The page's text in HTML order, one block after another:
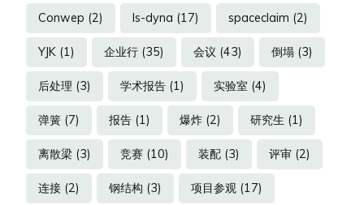
Conwep (2) ls-dyna (17) spaceclaim (2)
YJK (1) 企业行 (35) 会议 (43) 倒塌 (3)
后处理 (3) 学术报告 (1) 实验室 (4)
弹簧 (7) 报告 (1) 爆炸 (2) 研究生 (1)
离散梁 (3) 竞赛 (10) 装配 (3) 评审 (2)
连接 (2) 钢结构 (3) 项目参观 (17)